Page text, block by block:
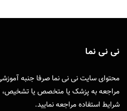
نی نی نما
محتوای سایت نی نی نما صرفا جنبه
مراجعه به پزشک یا متخصص یا تشخیص،
شرایط استفاده مراجعه نمایید.